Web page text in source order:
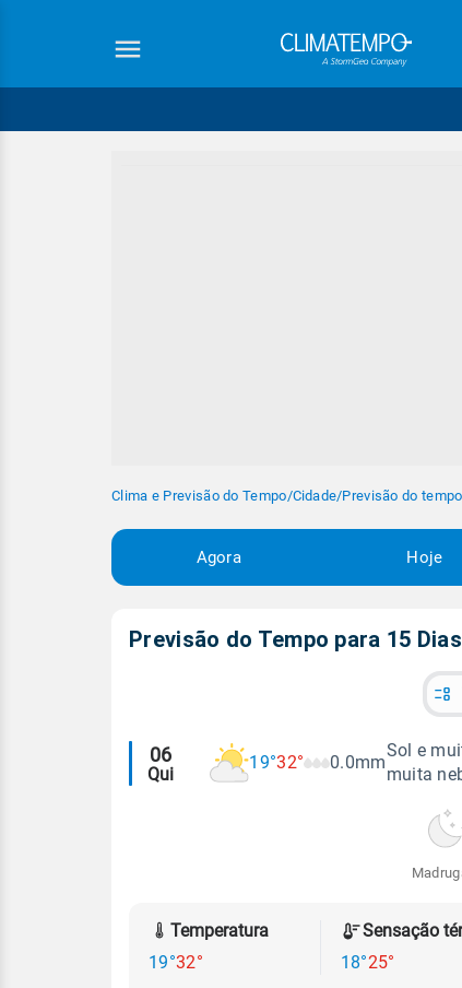
Clima e Previsão do Tempo/Cidade/Previsão do
Agora Hoje
Previsão do Tempo para 15
Alertas
meteorológicos
06
Qui
19°32° 0.0mm
Sol e
muita
Temperatura
19°32°
18°25°